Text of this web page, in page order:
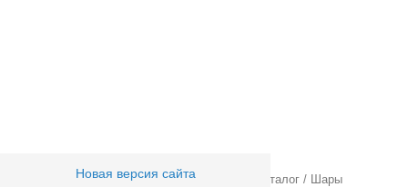
Новая версия сайта
Товары для праздника/ Оптовый каталог /
Шары